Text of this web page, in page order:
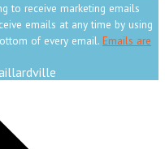
to receive marketing emails
emails at any time by using
of every email. Emails are